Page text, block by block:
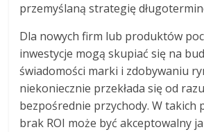
przemyślaną strategię
Dla nowych firm lub produktów
inwestycje mogą skupiać się na
świadomości marki i zdobywaniu
niekoniecznie przekłada się od
bezpośrednie przychody. W takich
brak ROI może być akceptowalny